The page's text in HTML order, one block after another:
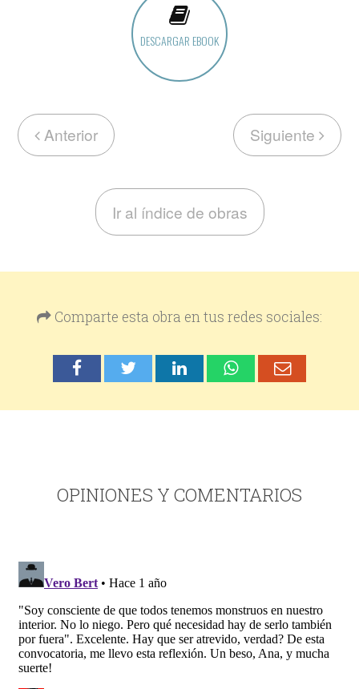
DESCARGAR EBOOK
Anterior Siguiente
Ir al índice de obras
Comparte esta obra en tus redes sociales:
OPINIONES Y COMENTARIOS